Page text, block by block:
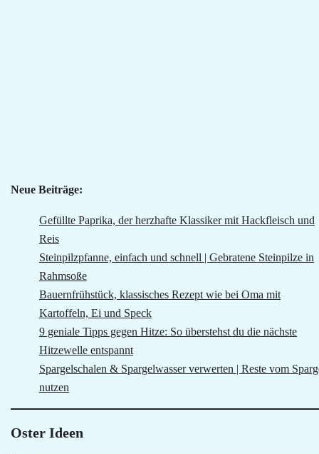
Neue Beiträge:
Gefüllte Paprika, der herzhafte Klassiker mit Hackfleisch und
Reis
Steinpilzpfanne, einfach und schnell | Gebratene Steinpilze in
Rahmsoße
Bauernfrühstück, klassisches Rezept wie bei Oma mit
Kartoffeln, Ei und Speck
9 geniale Tipps gegen Hitze: So überstehst du die nächste
Hitzewelle entspannt
Spargelschalen & Spargelwasser verwerten | Reste vom
nutzen
Oster Ideen